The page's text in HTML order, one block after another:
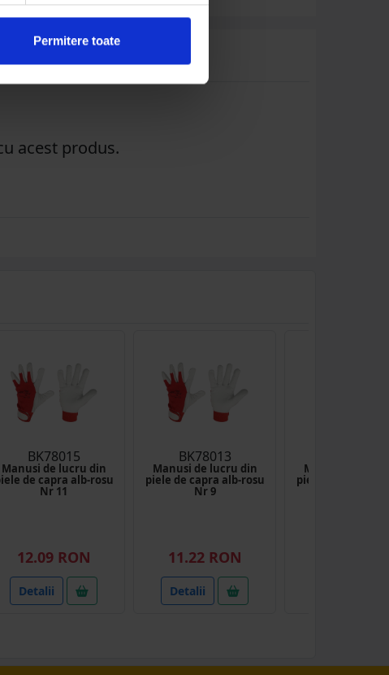
Permitere toate
acest produs.
BK78015
Manusi de lucru din
de capra alb-rosu
Nr 11
12.09 RON
Detalii
BK78013
Manusi de lucru din
piele de capra alb-rosu
Nr 9
11.22 RON
Detalii
Manusi de
piele de capra